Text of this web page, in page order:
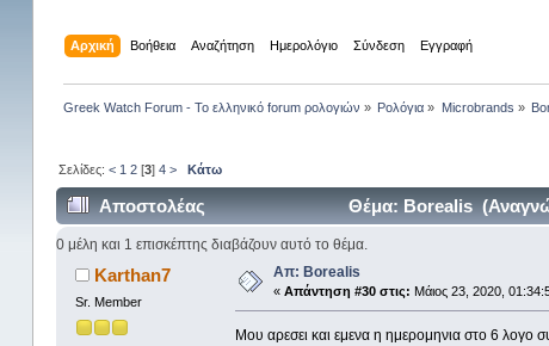
Αρχική Βοήθεια Αναζήτηση Ημερολόγιο Σύνδεση Εγγραφή
Greek Watch Forum - Το ελληνικό forum ρολογιών » Ρολόγια » Microbrands »
Σελίδες:< 1 2 [3]4 > Κάτω
Αποστολέας Θέμα: Borealis
0 μέλη και 1 επισκέπτης διαβάζουν αυτό το θέμα.
Karthan7
Sr. Member
Απ: Borealis
« Απάντηση #30 στις: Μάιος 23, 2020,
Μου αρεσει και εμενα η ημερομηνια στο 6 λογο